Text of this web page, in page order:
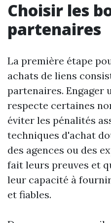
Choisir les
partenaires
La première étape
achats de liens
partenaires. Engager
respecte certaines
éviter les pénalités
techniques d'achat
des agences ou des
fait leurs preuves et
leur capacité à
et fiables.